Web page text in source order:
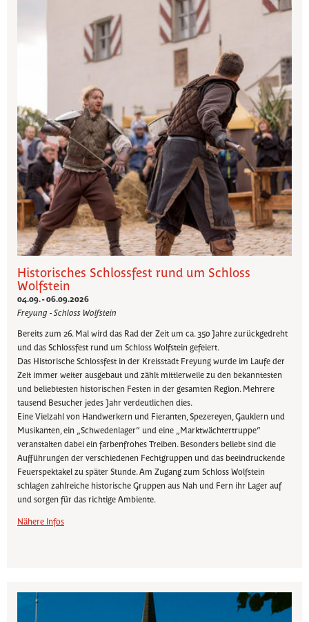
Historisches Schlossfest rund um Schloss
Wolfstein
04.09. - 06.09.2026
Freyung - Schloss Wolfstein
Bereits zum 26. Mal wird das Rad der Zeit um ca. 350 Jahre zurückgedreht
und das Schlossfest rund um Schloss Wolfstein gefeiert.
Das Historische Schlossfest in der Kreisstadt Freyung wurde im Laufe der
Zeit immer weiter ausgebaut und zählt mittlerweile zu den bekanntesten
und beliebtesten historischen Festen in der gesamten Region. Mehrere
tausend Besucher jedes Jahr verdeutlichen dies.
Eine Vielzahl von Handwerkern und Fieranten, Spezereyen, Gauklern und
Musikanten, ein „Schwedenlager“ und eine „Marktwächtertruppe“
veranstalten dabei ein farbenfrohes Treiben. Besonders beliebt sind die
Aufführungen der verschiedenen Fechtgruppen und das beeindruckende
Feuerspektakel zu später Stunde. Am Zugang zum Schloss Wolfstein
schlagen zahlreiche historische Gruppen aus Nah und Fern ihr Lager auf
und sorgen für das richtige Ambiente.
Nähere Infos